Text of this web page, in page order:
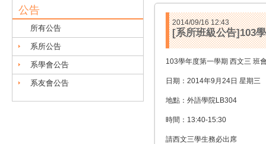
公告
所有公告
系所公告
系學會公告
系友會公告
2014/09/16 12:43
[系所班級公告]103
103學年度第一學期 西文三 班
日期：2014年9月24日 星期三
地點：外語學院LB304
時間：13:40-15:30
請西文三學生務必出席